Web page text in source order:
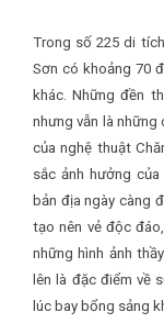
Trong số 225 di
Sơn có khoảng 70
khác. Những đền
nhưng vẫn là
của nghệ thuật
sắc ảnh hưởng
bản địa ngày càng
tạo nên vẻ độc
những hình ảnh
lên là đặc điểm về
lúc bay bổng sảng